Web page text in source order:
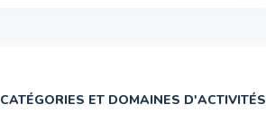
CATÉGORIES ET DOMAINES D'ACTIVITÉS